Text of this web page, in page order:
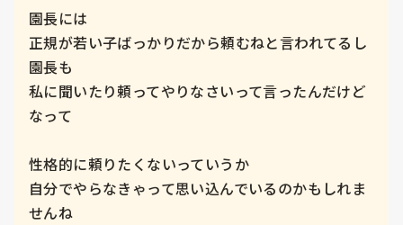
園長には
正規が若い子ばっかりだから頼むねと言われてるし
園長も
私に聞いたり頼ってやりなさいって言ったんだけど
なって
性格的に頼りたくないっていうか
自分でやらなきゃって思い込んでいるのかもしれま
せんね